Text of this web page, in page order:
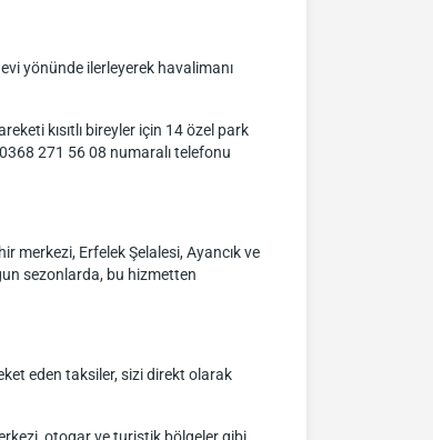
yönünde ilerleyerek havalimanı
kısıtlı bireyler için 14 özel park
271 56 08 numaralı telefonu
merkezi, Erfelek Şelalesi, Ayancık ve
sezonlarda, bu hizmetten
eden taksiler, sizi direkt olarak